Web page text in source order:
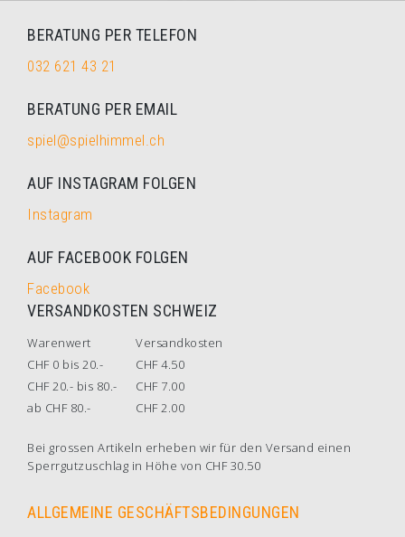
BERATUNG PER TELEFON
032 621 43 21
BERATUNG PER EMAIL
spiel@spielhimmel.ch
AUF INSTAGRAM FOLGEN
Instagram
AUF FACEBOOK FOLGEN
Facebook
VERSANDKOSTEN SCHWEIZ
Warenwert
Versandkosten
CHF 0 bis 20.-
CHF 4.50
CHF 20.- bis 80.-
CHF 7.00
ab CHF 80.-
CHF 2.00
Bei grossen Artikeln erheben wir für den Versand einen
Sperrgutzuschlag in Höhe von CHF 30.50
ALLGEMEINE GESCHÄFTSBEDINGUNGEN